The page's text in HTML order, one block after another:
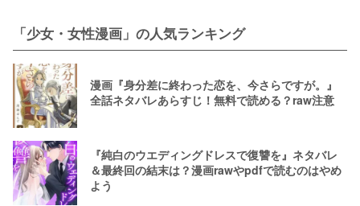
「少女・女性漫画」の人気ランキング
漫画『身分差に終わった恋を、今さらですが。』
全話ネタバレあらすじ！無料で読める？raw注意
『純白のウエディングドレスで復讐を』ネタバレ
＆最終回の結末は？漫画rawやpdfで読むのはやめ
よう